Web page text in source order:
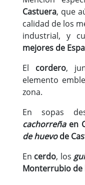
Castuera, que
calidad de los
industrial, y
mejores de
El cordero,
elemento
zona.
En sopas
cachorreña en
de huevode
En cerdo, los
Monterrubio de